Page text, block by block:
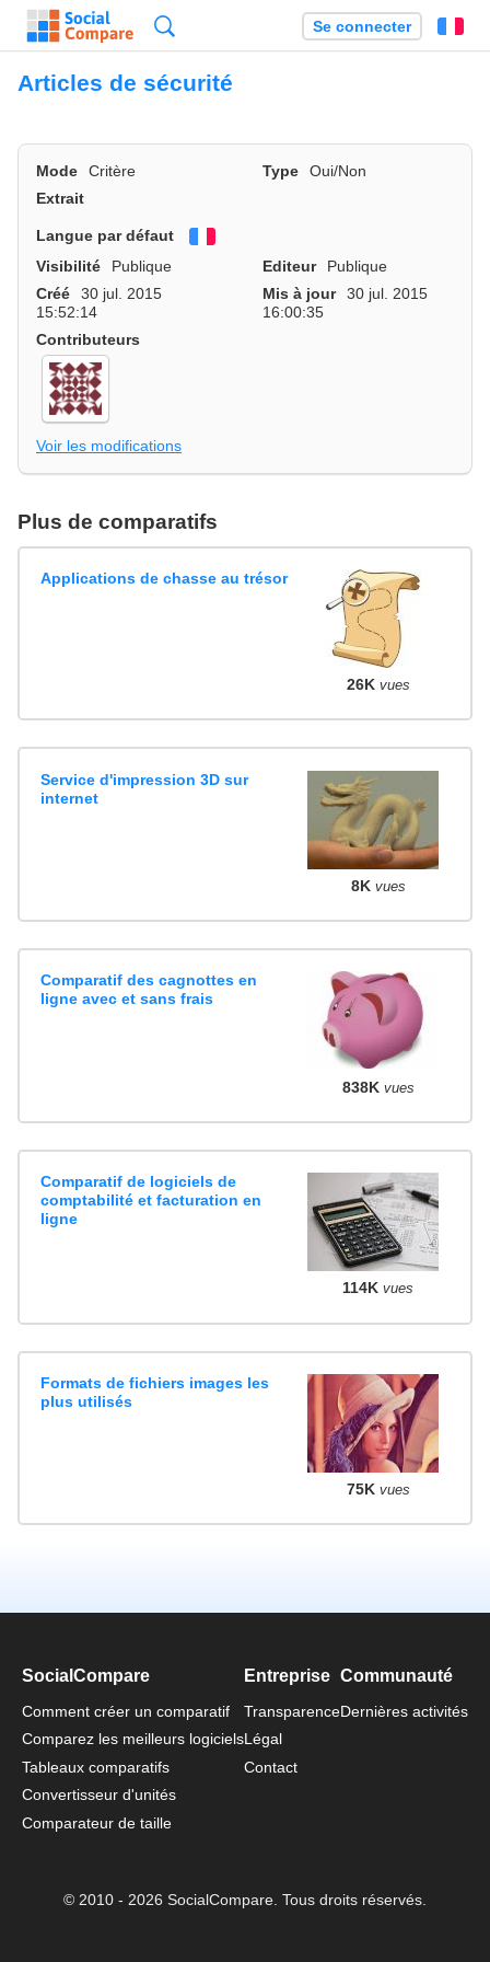
Se connecter
Articles de sécurité
Mode Critère Type
Oui/Non
Extrait
Langue par défaut
Visibilité
Publique Editeur
Publique
Créé
30 jul. 2015
15:52:14
Mis à jour
30 jul. 2015
16:00:35
Contributeurs
Voir les modifications
Plus de comparatifs
Applications de chasse au trésor
26K vues
Service d'impression 3D sur
internet
8K vues
Comparatif des cagnottes en
ligne avec et sans frais
838K vues
Comparatif de logiciels de
comptabilité et facturation en
ligne
114K vues
Formats de fichiers images les
plus utilisés
75K vues
SocialCompare
Comment créer un comparatif
Comparez les meilleurs logiciels
Tableaux comparatifs
Convertisseur d'unités
Comparateur de taille
Entreprise
Transparence
Légal
Contact
Communauté
Dernières activités
© 2010 - 2026 SocialCompare. Tous droits réservés.